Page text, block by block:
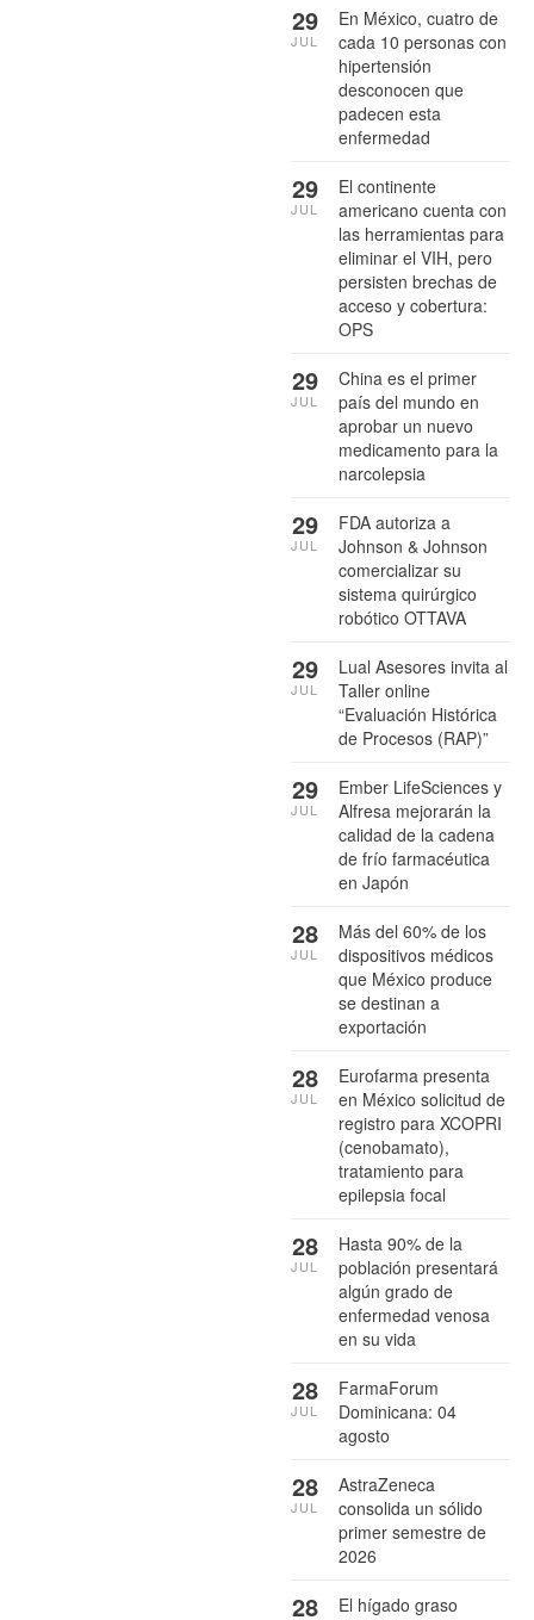
En México, cuatro de
cada 10 personas con
hipertensión
desconocen que
padecen esta
enfermedad
29
JUL
El continente
americano cuenta con
las herramientas para
eliminar el VIH, pero
persisten brechas de
acceso y cobertura:
OPS
29
JUL
China es el primer
país del mundo en
aprobar un nuevo
medicamento para la
narcolepsia
29
JUL
FDA autoriza a
Johnson & Johnson
comercializar su
sistema quirúrgico
robótico OTTAVA
29
JUL
Lual Asesores invita al
Taller online
“Evaluación Histórica
de Procesos (RAP)”
29
JUL
Ember LifeSciences y
Alfresa mejorarán la
calidad de la cadena
de frío farmacéutica
en Japón
29
JUL
Más del 60% de los
dispositivos médicos
que México produce
se destinan a
exportación
28
JUL
Eurofarma presenta
en México solicitud de
registro para XCOPRI
(cenobamato),
tratamiento para
epilepsia focal
28
JUL
Hasta 90% de la
población presentará
algún grado de
enfermedad venosa
en su vida
28
JUL
FarmaForum
Dominicana: 04
agosto
28
JUL
AstraZeneca
consolida un sólido
primer semestre de
2026
28
JUL
El hígado graso
28